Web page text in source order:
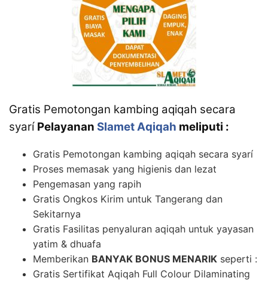
Gratis Pemotongan kambing aqiqah secara
syarí Pelayanan Slamet Aqiqah meliputi :
Gratis Pemotongan kambing aqiqah secara syarí
Proses memasak yang higienis dan lezat
Pengemasan yang rapih
Gratis Ongkos Kirim untuk Tangerang dan
Sekitarnya
Gratis Fasilitas penyaluran aqiqah untuk yayasan
yatim & dhuafa
Memberikan BANYAK BONUS MENARIK seperti :
Gratis Sertifikat Aqiqah Full Colour Dilaminating